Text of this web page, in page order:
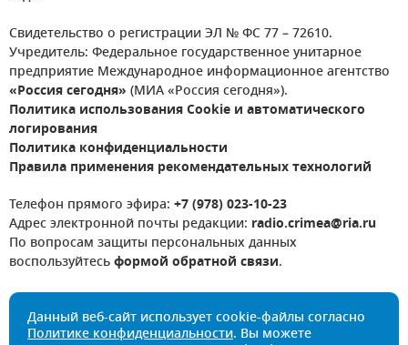
Свидетельство о регистрации ЭЛ № ФС 77 – 72610.
Учредитель: Федеральное государственное унитарное
предприятие Международное информационное агентство
«Россия сегодня» (МИА «Россия сегодня»).
Политика использования Cookie и автоматического
логирования
Политика конфиденциальности
Правила применения рекомендательных технологий
Телефон прямого эфира: +7 (978) 023-10-23
Адрес электронной почты редакции: radio.crimea@ria.ru
По вопросам защиты персональных данных
воспользуйтесьформой обратной связи.
Данный веб-сайт использует cookie-файлы согласно
Политике конфиденциальности. Вы можете